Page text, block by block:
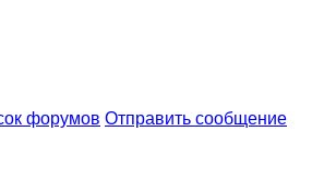
форумов Отправить сообщение